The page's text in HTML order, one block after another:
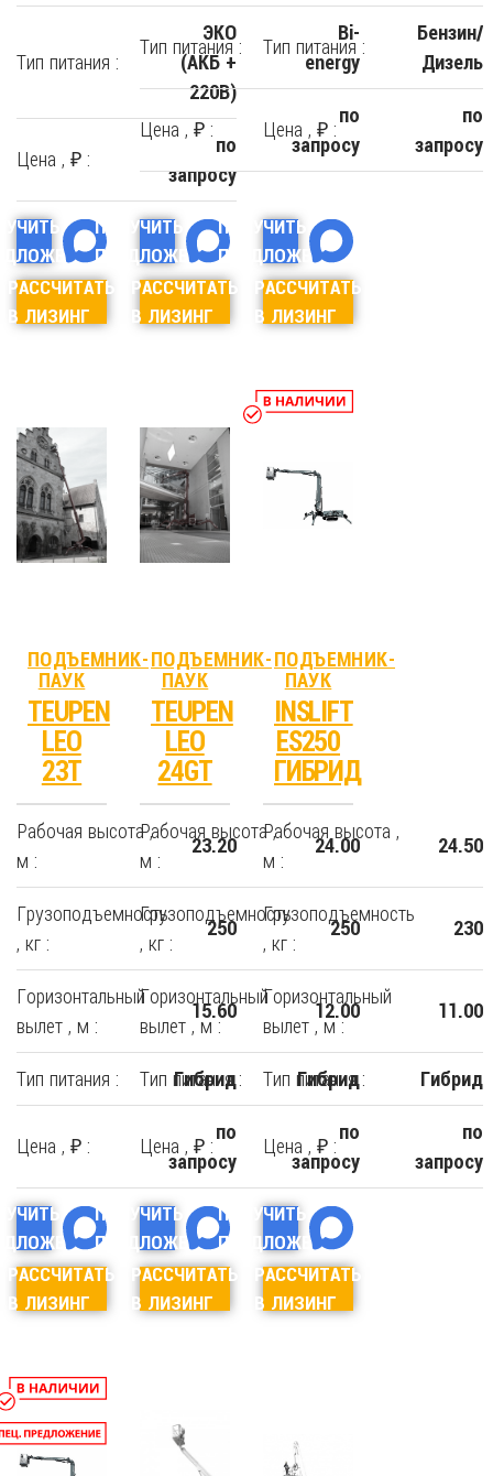
Тип питания :
ЭКО
(АКБ +
220В)
Цена , ₽ :
по
запросу
РАССЧИТАТЬ
В ЛИЗИНГ
Тип питания :
Bi-
energy
Цена , ₽ :
по
запросу
ПОЛУЧИТЬ
ПРЕДЛОЖЕНИЕ
РАССЧИТАТЬ
В ЛИЗИНГ
Тип питания :
Бензин/
Дизель
Цена , ₽ :
по
запросу
ПОЛУЧИТЬ
ПРЕДЛОЖЕНИЕ
РАССЧИТАТЬ
В ЛИЗИНГ
ПОДЪЕМНИК-
ПАУК
TEUPEN
LEO
23T
Рабочая высота ,
м :
23.20
Грузоподъемность
, кг :
250
Горизонтальный
вылет , м :
15.60
Тип питания : Гибрид
Цена , ₽ :
по
запросу
РАССЧИТАТЬ
В ЛИЗИНГ
ПОДЪЕМНИК-
ПАУК
TEUPEN
LEO
24GT
Рабочая высота ,
м :
24.00
Грузоподъемность
, кг :
250
Горизонтальный
вылет , м :
12.00
Тип питания : Гибрид
Цена , ₽ :
по
запросу
ПОЛУЧИТЬ
ПРЕДЛОЖЕНИЕ
РАССЧИТАТЬ
В ЛИЗИНГ
ПОДЪЕМНИК-
ПАУК
INSLIFT
ES250
ГИБРИД
Рабочая высота ,
м :
24.50
Грузоподъемность
, кг :
230
Горизонтальный
вылет , м :
11.00
Тип питания : Гибрид
Цена , ₽ :
по
запросу
ПОЛУЧИТЬ
ПРЕДЛОЖЕНИЕ
РАССЧИТАТЬ
В ЛИЗИНГ